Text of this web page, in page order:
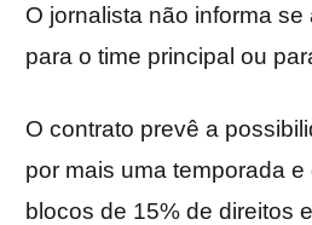
O jornalista não informa se
para o time principal ou
O contrato prevê a
por mais uma temporada
blocos de 15% de direitos